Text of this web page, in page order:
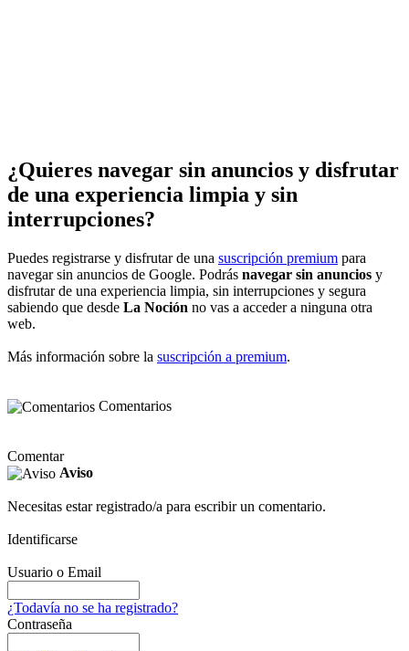
¿Quieres navegar sin anuncios y disfrutar
de una experiencia limpia y sin
interrupciones?
Puedes registrarse y disfrutar de una suscripción premium para
navegar sin anuncios de Google. Podrás navegar sin anuncios y
disfrutar de una experiencia limpia, sin interrupciones y segura
sabiendo que desde La Noción no vas a acceder a ninguna otra
web.
Más información sobre la suscripción a premium.
Comentarios
Comentar
Aviso
Necesitas estar registrado/a para escribir un comentario.
Identificarse
Usuario o Email
¿Todavía no se ha registrado?
Contraseña